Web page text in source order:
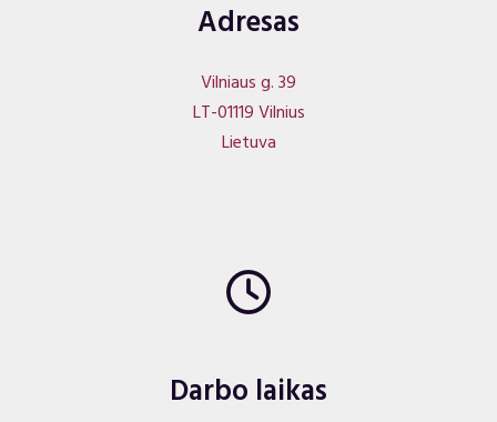
Adresas
Vilniaus g. 39
LT-01119 Vilnius
Lietuva
Darbo laikas